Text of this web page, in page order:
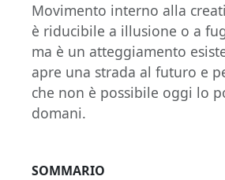
Movimento interno alla
è riducibile a illusione o a
ma è un atteggiamento
apre una strada al futuro e
che non è possibile oggi lo
domani.
SOMMARIO